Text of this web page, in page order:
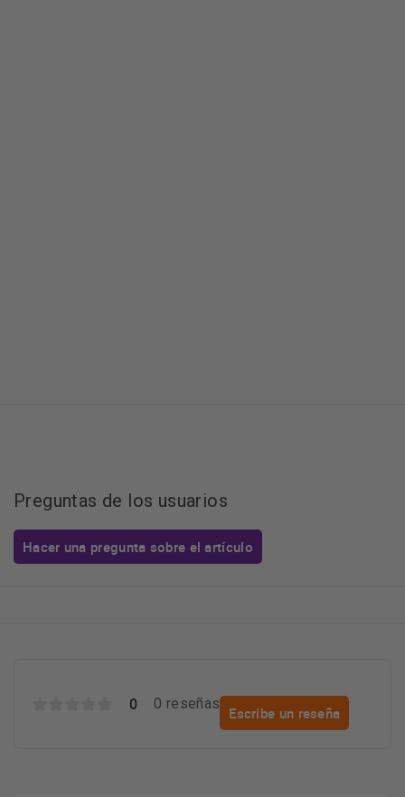
Preguntas de los usuarios
Hacer una pregunta sobre el artículo
0 0 reseñas
Escribe un reseña